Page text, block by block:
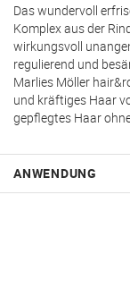
Das wundervoll
Komplex aus der
wirkungsvoll
regulierend und
Marlies Möller
und kräftiges Haar
gepflegtes Haar
ANWENDUNG